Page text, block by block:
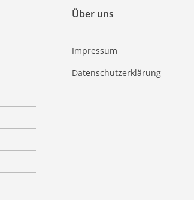
Über uns
Impressum
Datenschutzerklärung